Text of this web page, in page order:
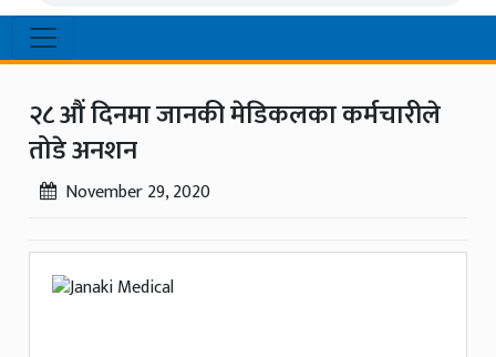
२८ औं दिनमा जानकी मेडिकलका कर्मचारीले
तोडे अनशन
November 29, 2020